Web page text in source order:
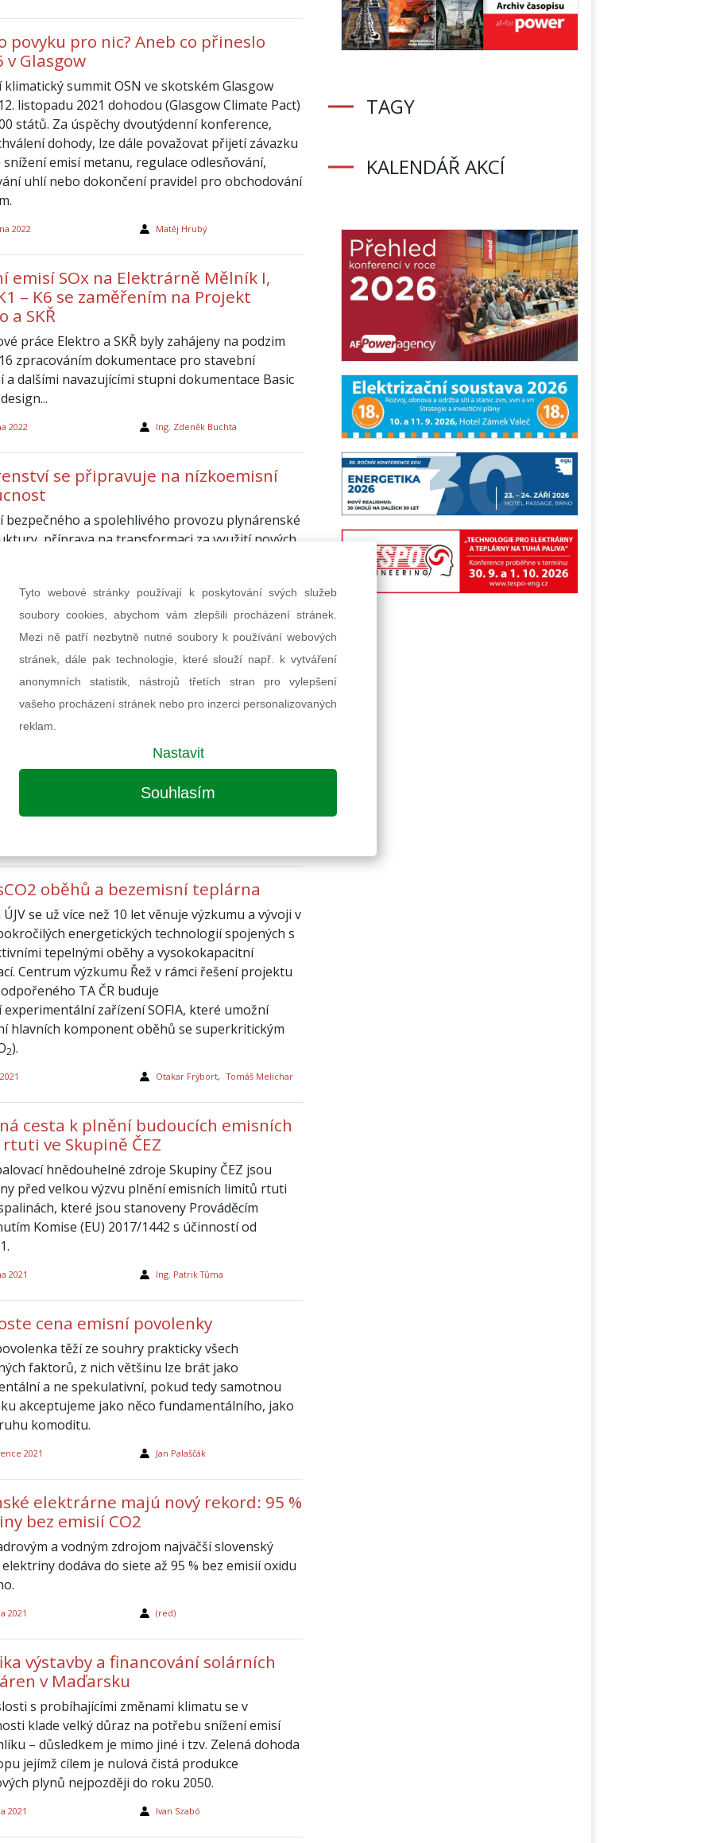
povyku pro nic? Aneb co přineslo
v Glasgow
klimatický summit OSN ve skotském Glasgow
listopadu 2021 dohodou (Glasgow Climate Pact)
států. Za úspěchy dvoutýdenní konference,
dohody, lze dále považovat přijetí závazku
emisí metanu, regulace odlesňování,
uhlí nebo dokončení pravidel pro obchodování
2022 Matěj Hrubý
emisí SOx na Elektrárně Mělník I,
– K6 se zaměřením na Projekt
a SKŘ
práce Elektro a SKŘ byly zahájeny na podzim
zpracováním dokumentace pro stavební
a dalšími navazujícími stupni dokumentace Basic
2022 Ing. Zdeněk Buchta
se připravuje na nízkoemisní
bezpečného a spolehlivého provozu plynárenské
příprava na transformaci za využití nových
na celoevropské „zelené“ plány,
sektoru teplárenství kvůli odklonu od
uhlím nebo aktivní pomoc české vládě při
Evropskou komisí. To jsou zásadní teze, jež
z 27. Podzimní plynárenské konference...
2021 (red)
oběhů a bezemisní teplárna
se už více než 10 let věnuje výzkumu a vývoji v
energetických technologií spojených s
tepelnými oběhy a vysokokapacitní
Centrum výzkumu Řež v rámci řešení projektu
TA ČR buduje
zařízení SOFIA, které umožní
hlavních komponent oběhů se superkritickým
2).
Otakar Frýbort, Tomáš Melichar
cesta k plnění budoucích emisních
ve Skupině ČEZ
hnědouhelné zdroje Skupiny ČEZ jsou
před velkou výzvu plnění emisních limitů rtuti
které jsou stanoveny Prováděcím
Komise (EU) 2017/1442 s účinností od
2021 Ing. Patrik Tůma
cena emisní povolenky
těží ze souhry prakticky všech
faktorů, z nich většinu lze brát jako
a ne spekulativní, pokud tedy samotnou
akceptujeme jako něco fundamentálního, jako
komoditu.
2021 Jan Palaščák
elektrárne majú nový rekord: 95 %
bez emisií CO2
a vodným zdrojom najväčší slovenský
dodáva do siete až 95 % bez emisií oxidu
2021 (red)
výstavby a financování solárních
v Maďarsku
s probíhajícími změnami klimatu se v
klade velký důraz na potřebu snížení emisí
– důsledkem je mimo jiné i tzv. Zelená dohoda
jejímž cílem je nulová čistá produkce
plynů nejpozději do roku 2050.
2021 Ivan Szabó
TAGY
KALENDÁŘ AKCÍ
Tyto webové stránky používají k poskytování svých služeb
soubory cookies, abychom vám zlepšili procházení stránek.
Mezi ně patří nezbytně nutné soubory k používání webových
stránek, dále pak technologie, které slouží např. k vytváření
anonymních statistik, nástrojů třetích stran pro vylepšení
vašeho procházení stránek nebo pro inzerci personalizovaných
reklam.
Nastavit
Souhlasím